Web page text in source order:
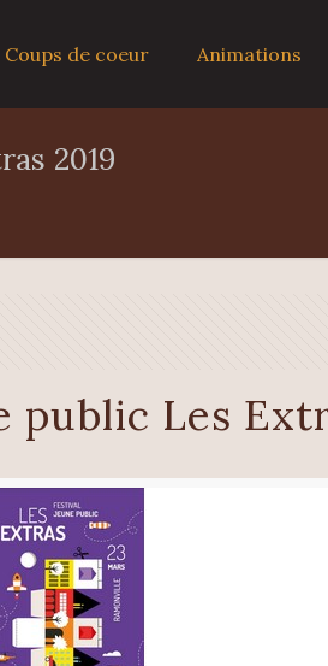
Coups de coeur Animations
2019
public Les